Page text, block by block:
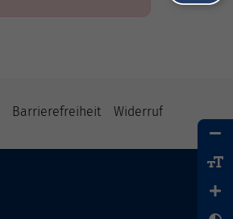
Barrierefreiheit Widerruf